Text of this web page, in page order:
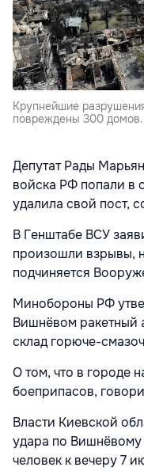
Крупнейшие
повреждены 300 домов.
Депутат Рады
войска РФ попали в
удалила свой пост,
В Генштабе ВСУ
произошли взрывы,
подчиняется
Минобороны РФ
Вишнёвом ракетный
склад горюче-
О том, что в городе
боеприпасов,
Власти Киевской
удара по Вишнёвому
человек к вечеру 7